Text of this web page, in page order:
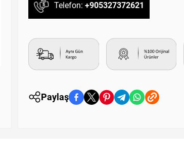
Telefon: +905327372621
Paylaş